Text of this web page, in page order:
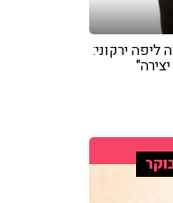
ירקוני: